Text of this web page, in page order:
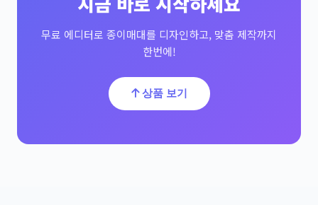
무료 에디터로 종이매대를 디자인하고, 맞춤 제작까지
한번에!
상품 보기